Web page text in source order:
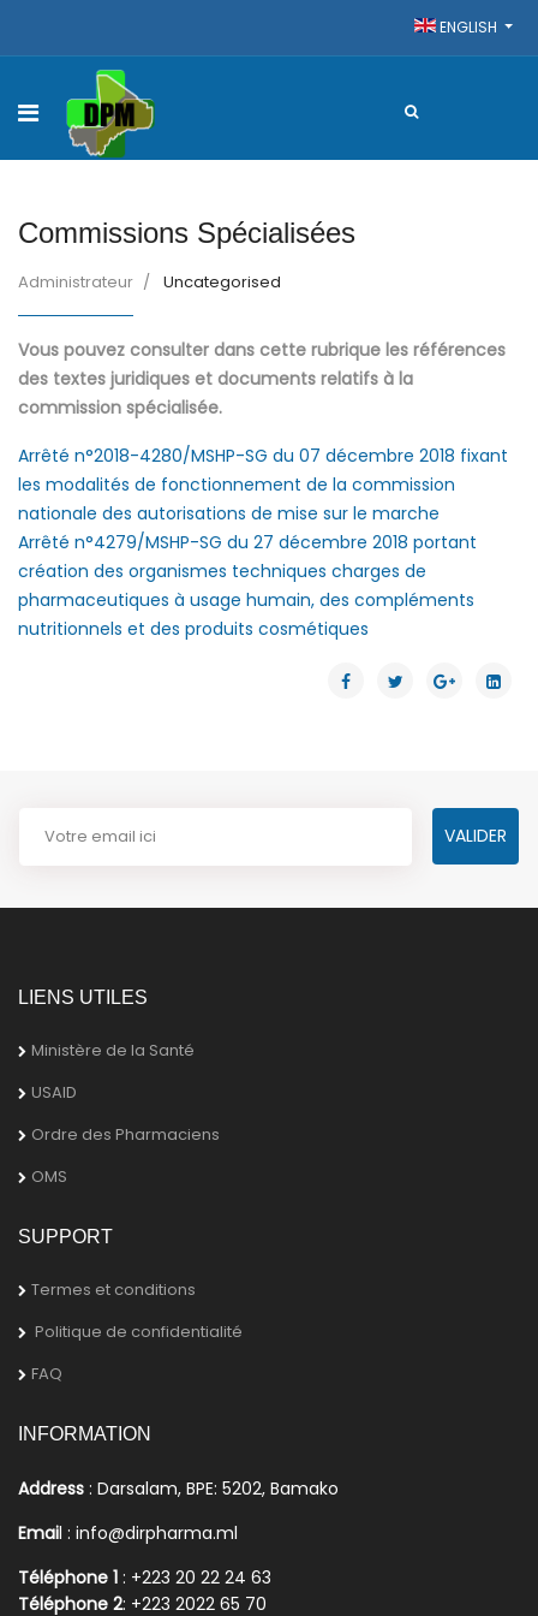
ENGLISH
Commissions Spécialisées
Administrateur Uncategorised
Vous pouvez consulter dans cette rubrique les références
des textes juridiques et documents relatifs à la
commission spécialisée.
Arrêté n°2018-4280/MSHP-SG du 07 décembre 2018 fixant
les modalités de fonctionnement de la commission
nationale des autorisations de mise sur le marche
Arrêté n°4279/MSHP-SG du 27 décembre 2018 portant
création des organismes techniques charges de
pharmaceutiques à usage humain, des compléments
nutritionnels et des produits cosmétiques
LIENS UTILES
Ministère de la Santé
USAID
Ordre des Pharmaciens
OMS
SUPPORT
Termes et conditions
Politique de confidentialité
FAQ
INFORMATION
Address : Darsalam, BPE: 5202, Bamako
Email : info@dirpharma.ml
Téléphone 1 : +223 20 22 24 63
Téléphone 2: +223 2022 65 70